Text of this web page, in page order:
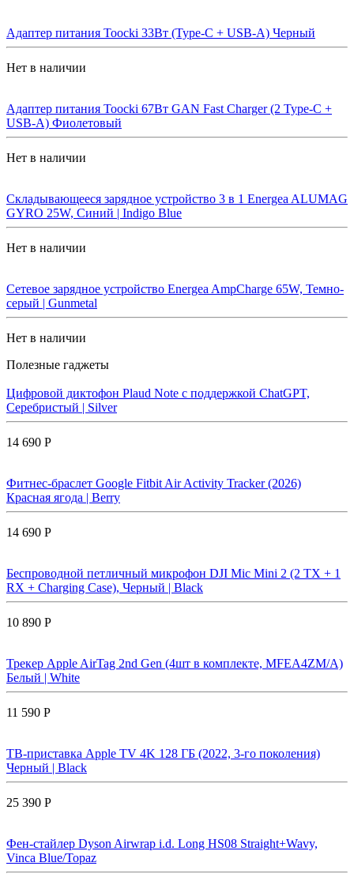
Адаптер питания Toocki 33Вт (Type-C + USB-A) Черный
Нет в наличии
Адаптер питания Toocki 67Вт GAN Fast Charger (2 Type-C +
USB-A) Фиолетовый
Нет в наличии
Складывающееся зарядное устройство 3 в 1 Energea ALUMAG
GYRO 25W, Синий | Indigo Blue
Нет в наличии
Сетевое зарядное устройство Energea AmpCharge 65W, Темно-
серый | Gunmetal
Нет в наличии
Полезные гаджеты
Цифровой диктофон Plaud Note с поддержкой ChatGPT,
Серебристый | Silver
14 690 Р
Фитнес-браслет Google Fitbit Air Activity Tracker (2026)
Красная ягода | Berry
14 690 Р
Беспроводной петличный микрофон DJI Mic Mini 2 (2 TX + 1
RX + Charging Case), Черный | Black
10 890 Р
Трекер Apple AirTag 2nd Gen (4шт в комплекте, MFEA4ZM/A)
Белый | White
11 590 Р
ТВ-приставка Apple TV 4K 128 ГБ (2022, 3-го поколения)
Черный | Black
25 390 Р
Фен-стайлер Dyson Airwrap i.d. Long HS08 Straight+Wavy,
Vinca Blue/Topaz